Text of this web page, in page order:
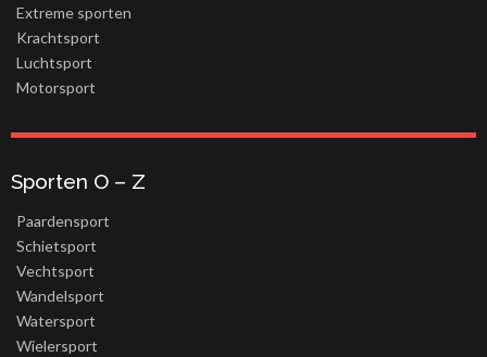
Extreme sporten
Krachtsport
Luchtsport
Motorsport
Sporten O – Z
Paardensport
Schietsport
Vechtsport
Wandelsport
Watersport
Wielersport